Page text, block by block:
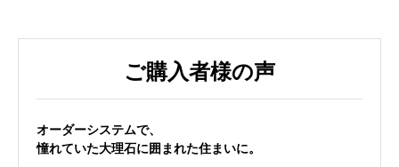
ご購入者様の声
オーダーシステムで、
憧れていた大理石に囲まれた住まいに。